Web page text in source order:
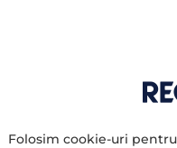
Folosim cookie-uri